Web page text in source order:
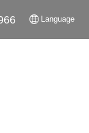
Language